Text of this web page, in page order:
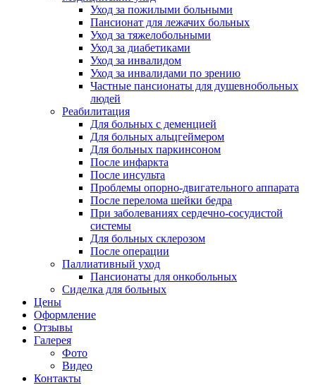
Уход за пожилыми больными
Пансионат для лежачих больных
Уход за тяжелобольными
Уход за диабетиками
Уход за инвалидом
Уход за инвалидами по зрению
Частные пансионаты для душевнобольных
людей
Реабилитация
Для больных с деменцией
Для больных альцгеймером
Для больных паркинсоном
После инфаркта
После инсульта
Проблемы опорно-двигательного аппарата
После перелома шейки бедра
При заболеваниях сердечно-сосудистой
системы
Для больных склерозом
После операции
Паллиативный уход
Пансионаты для онкобольных
Сиделка для больных
Цены
Оформление
Отзывы
Галерея
Фото
Видео
Контакты